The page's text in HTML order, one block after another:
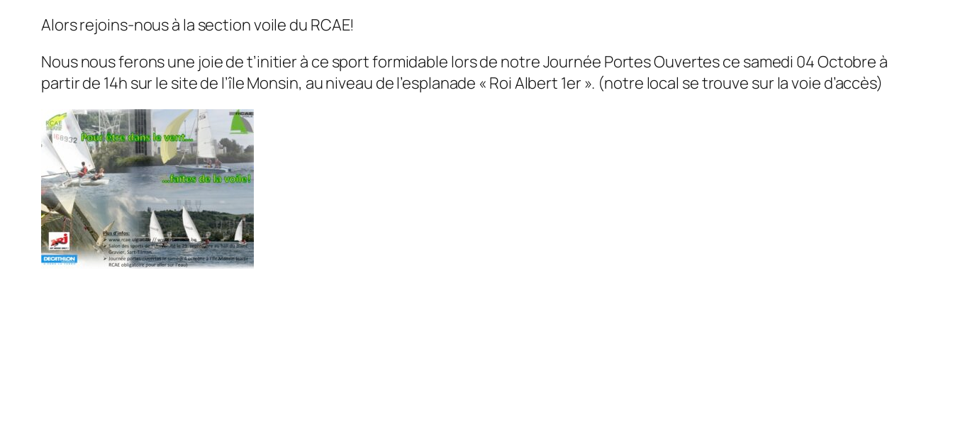
Alors rejoins-nous à la section voile du RCAE!
Nous nous ferons une joie de t’initier à ce sport formidable lors de notre Journée Portes Ouvertes ce samedi 04 Octobre à
partir de 14h sur le site de l’île Monsin, au niveau de l’esplanade « Roi Albert 1er ». (notre local se trouve sur la voie d’accès)